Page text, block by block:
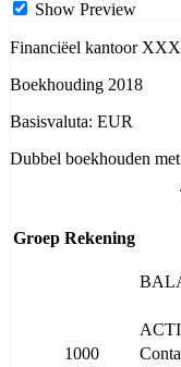
Show Preview
Financiëel kantoor XXX
Boekhouding 2018
Basisvaluta: EUR
Dubbel boekhouden
Groep Rekening
1000